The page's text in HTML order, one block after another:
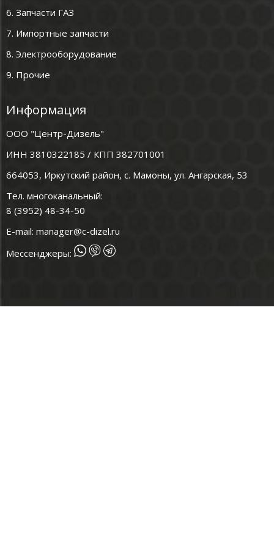
6. Запчасти ГАЗ
7. Импортные запчасти
8. Электрооборудование
9. Прочие
Информация
ООО "Центр-Дизель"
ИНН 3810322185 / КПП 382701001
664053, Иркутский район, с. Мамоны, ул. Ангарская, 53
Тел. многоканальный:
8 (3952) 48-34-50
E-mail: manager@c-dizel.ru
Мессенджеры: